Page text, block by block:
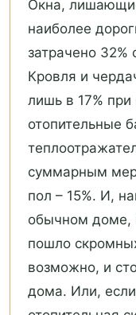
Окна,
наиболее
затрачено 32%
Кровля и
лишь в 17% при
отопительные
суммарным
пол – 15%. И,
обычном доме,
пошло
возможно, и
дома. Или,